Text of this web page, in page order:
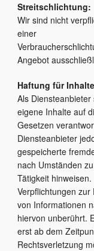
Streitschlichtung:
Wir sind nicht
einer
Angebot
Haftung für
Als
eigene Inhalte auf
Gesetzen
Diensteanbieter
gespeicherte
nach Umständen
Tätigkeit hinweisen.
Verpflichtungen
von Informationen
hiervon unberührt.
erst ab dem
Rechtsverletzung